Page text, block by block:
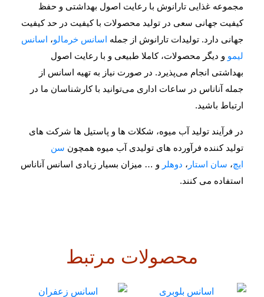
مجموعه غذایی تارانوش با رعایت اصول بهداشتی و حفظ
کیفیت جهانی سعی در تولید محصولات با کیفیت در حد کیفیت
جهانی دارد. تولیدات تارانوش از جمله اسانس خرمالو، اسانس
لیمو و دیگر محصولات، کاملا طبیعی و با رعایت اصول
بهداشتی انجام می‌پذیرد. در صورت نیاز به تهیه اسانس از
جمله آناناس در ساعات اداری می‌توانید با کارشناسان ما در
ارتباط باشید.
در فرآیند تولید آب میوه، شکلات ها و پاستیل ها شرکت های
تولید کننده فرآورده های تولیدی آب میوه همچون سن
ایچ، سان استار ، دوهلر و … میزان بسیار زیادی اسانس آناناس
استفاده می کنند.
محصولات مرتبط